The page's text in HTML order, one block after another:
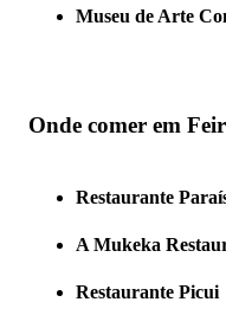
Museu de Arte
Onde comer em
Restaurante
A Mukeka
Restaurante Picui